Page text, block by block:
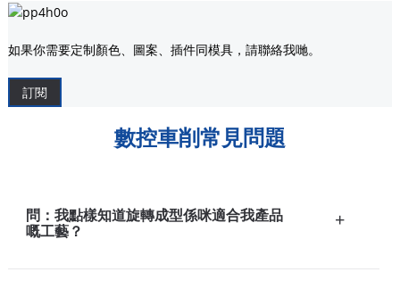
如果你需要定制顏色、圖案、插件同模具，請聯絡我哋。
訂閱
數控車削常見問題
問：我點樣知道旋轉成型係咪適合我產品
嘅工藝？
+